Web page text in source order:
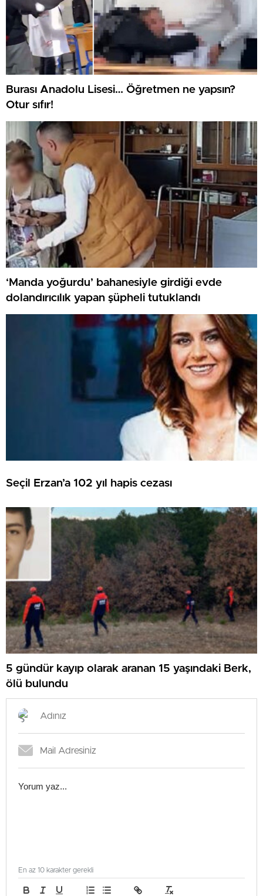
Burası Anadolu Lisesi… Öğretmen ne yapsın?
Otur sıfır!
‘Manda yoğurdu’ bahanesiyle girdiği evde
dolandırıcılık yapan şüpheli tutuklandı
Seçil Erzan’a 102 yıl hapis cezası
5 gündür kayıp olarak aranan 15 yaşındaki Berk,
ölü bulundu
En az 10 karakter gerekli